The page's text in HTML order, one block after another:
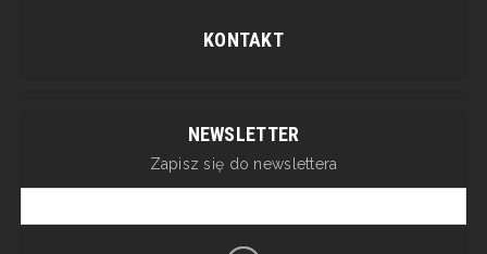
KONTAKT
NEWSLETTER
Zapisz się do newslettera